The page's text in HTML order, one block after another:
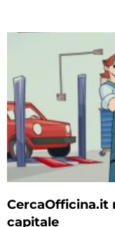
CercaOfficina.it
capitale